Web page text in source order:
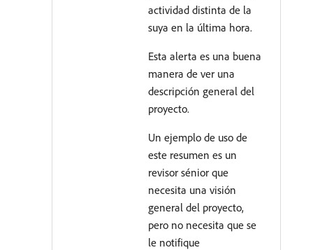
actividad distinta de la
suya en la última hora.
Esta alerta es una buena
manera de ver una
descripción general del
proyecto.
Un ejemplo de uso de
este resumen es un
revisor sénior que
necesita una visión
general del proyecto,
pero no necesita que se
le notifique